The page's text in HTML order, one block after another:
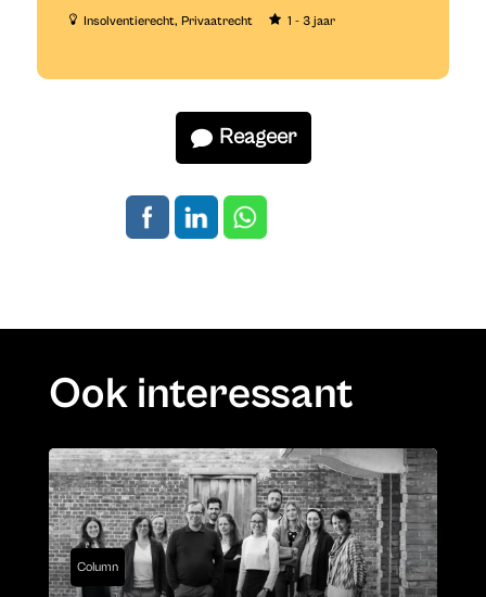
Insolventierecht Privaatrecht 1 - 3 jaar
Reageer
Ook interessant
Column